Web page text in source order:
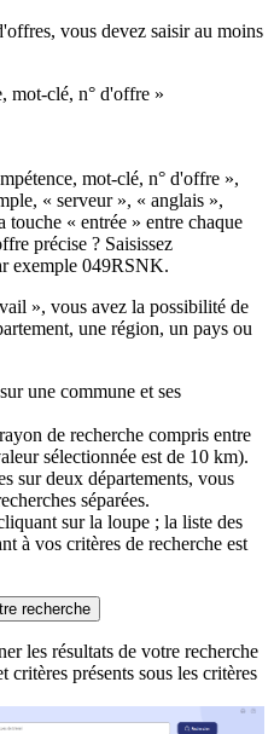
vous devez saisir au moins
mot-clé, n° d'offre »
mot-clé, n° d'offre »,
« serveur », « anglais »,
touche « entrée » entre chaque
précise ? Saisissez
exemple 049RSNK.
», vous avez la possibilité de
une région, un pays ou
une commune et ses
de recherche compris entre
sélectionnée est de 10 km).
sur deux départements, vous
séparées.
sur la loupe ; la liste des
à vos critères de recherche est
recherche
les résultats de votre recherche
critères présents sous les critères